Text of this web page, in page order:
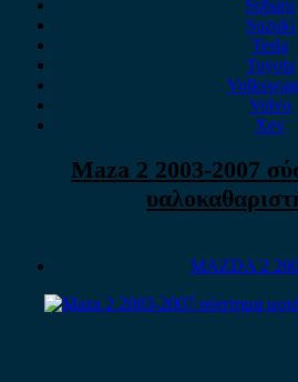
Subaru
Suzuki
Tesla
Toyota
Volvo
Xev
Maza 2 2003-2007
MAZDA 2